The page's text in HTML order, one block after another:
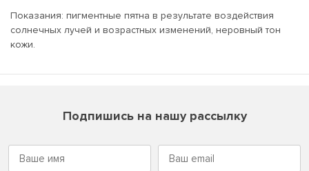
Показания: пигментные пятна в результате воздействия
солнечных лучей и возрастных изменений, неровный тон
кожи.
Подпишись на нашу рассылку